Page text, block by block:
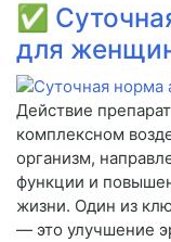
✅
для
Действие
комплексном
организм,
функции и
жизни. Один из
— это улучшение